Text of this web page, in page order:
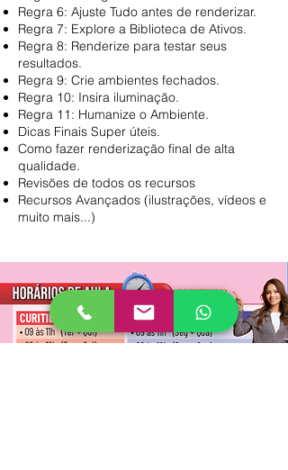
Regra 6: Ajuste Tudo antes de renderizar.
Regra 7: Explore a Biblioteca de Ativos.
Regra 8: Renderize para testar seus
resultados.
Regra 9: Crie ambientes fechados.
Regra 10: Insira iluminação.
Regra 11: Humanize o Ambiente.
Dicas Finais Super úteis.
Como fazer renderização final de alta
qualidade.
Revisões de todos os recursos
Recursos Avançados (ilustrações, vídeos e
muito mais...)